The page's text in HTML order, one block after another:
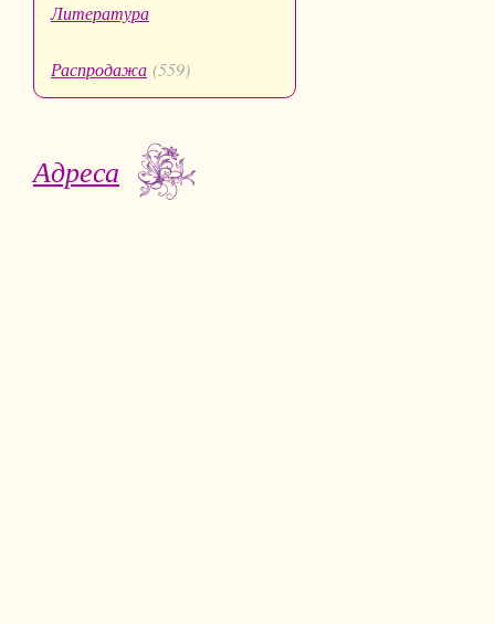
Литература
Распродажа (559)
Адреса